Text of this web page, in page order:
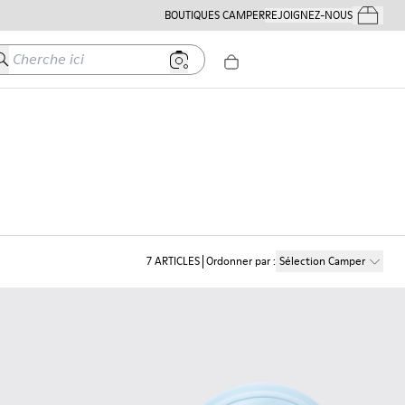
BOUTIQUES CAMPERREJOIGNEZ-NOUSMes
ici
7ARTICLES Ordonner par: Sélection Camper